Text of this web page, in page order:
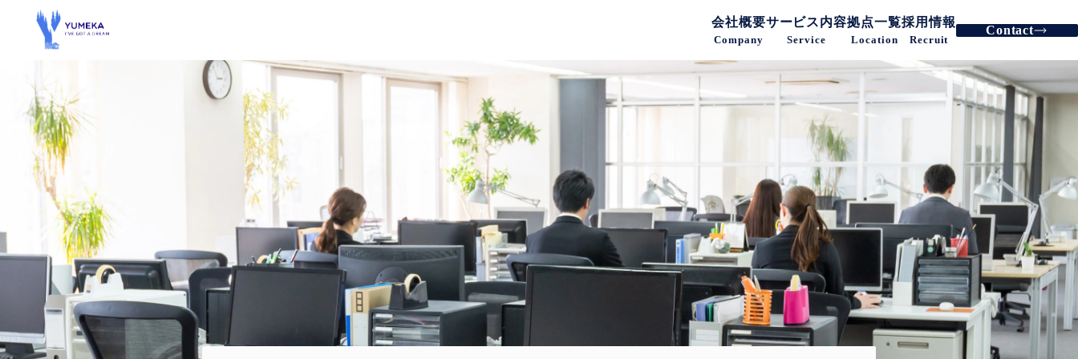
会社概要
Company
サービス内容
Service
拠点一覧
Location
採用情報
Recruit
Contact